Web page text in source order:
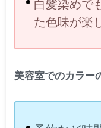
白髪染めで
た色味が楽
美容室でのカラー